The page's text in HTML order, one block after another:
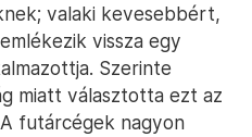
valaki kevesebbért,
vissza egy
Szerinte
miatt választotta ezt az
futárcégek nagyon